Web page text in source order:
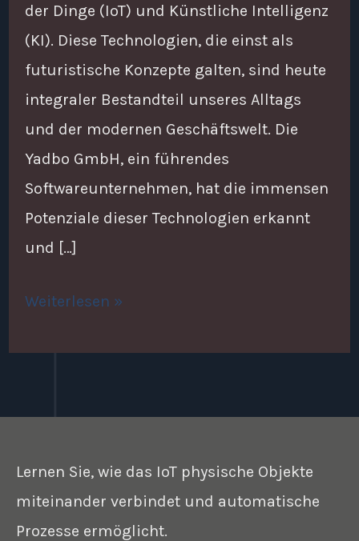
der Dinge (IoT) und Künstliche Intelligenz
(KI). Diese Technologien, die einst als
futuristische Konzepte galten, sind heute
integraler Bestandteil unseres Alltags
und der modernen Geschäftswelt. Die
Yadbo GmbH, ein führendes
Softwareunternehmen, hat die immensen
Potenziale dieser Technologien erkannt
und […]
Weiterlesen »
Lernen Sie, wie das IoT physische Objekte
miteinander verbindet und automatische
Prozesse ermöglicht.